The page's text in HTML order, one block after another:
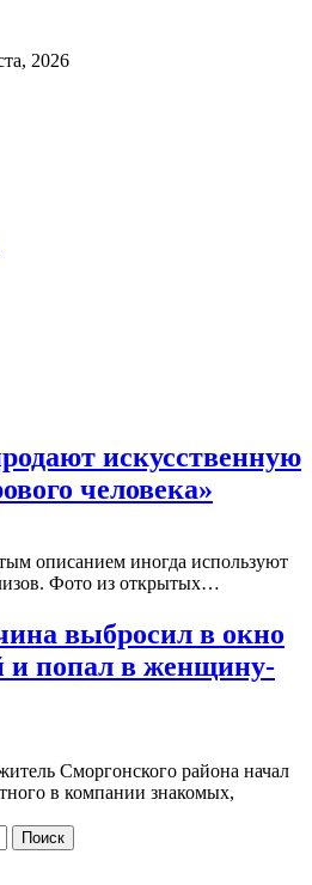
2026
искусственную
человека»
описанием иногда используют
Фото из открытых…
выбросил в окно
и попал в женщину-
Сморгонского района начал
в компании знакомых,